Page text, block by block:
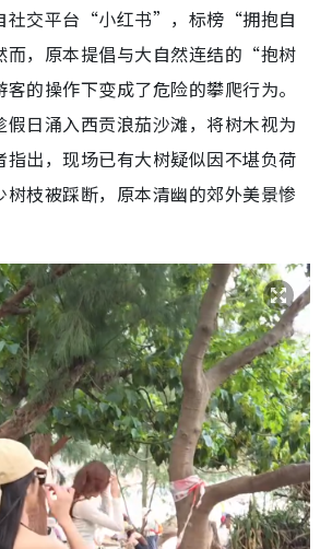
社交平台“小红书”，标榜“拥抱自
，原本提倡与大自然连结的“抱树
的操作下变成了危险的攀爬行为。
假日涌入西贡浪茄沙滩，将树木视为
指出，现场已有大树疑似因不堪负荷
树枝被踩断，原本清幽的郊外美景惨